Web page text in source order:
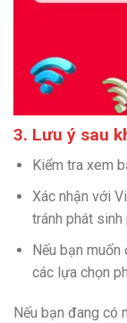
3. Lưu ý sau
Kiểm tra xem
Xác nhận với
tránh phát sinh
Nếu bạn
các lựa chọn
Nếu bạn đang có